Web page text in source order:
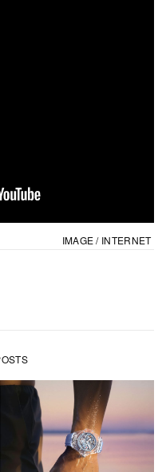
IMAGE / INTERNET